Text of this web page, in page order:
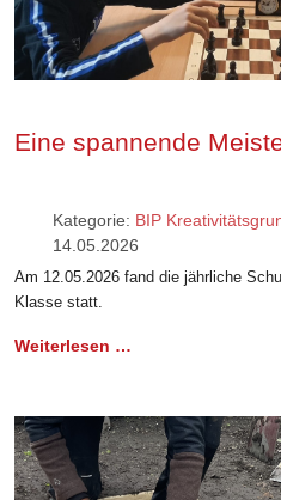
Eine spannende
Kategorie: BIP
14.05.2026
Am 12.05.2026 fand die jährliche
Klasse statt.
Weiterlesen …